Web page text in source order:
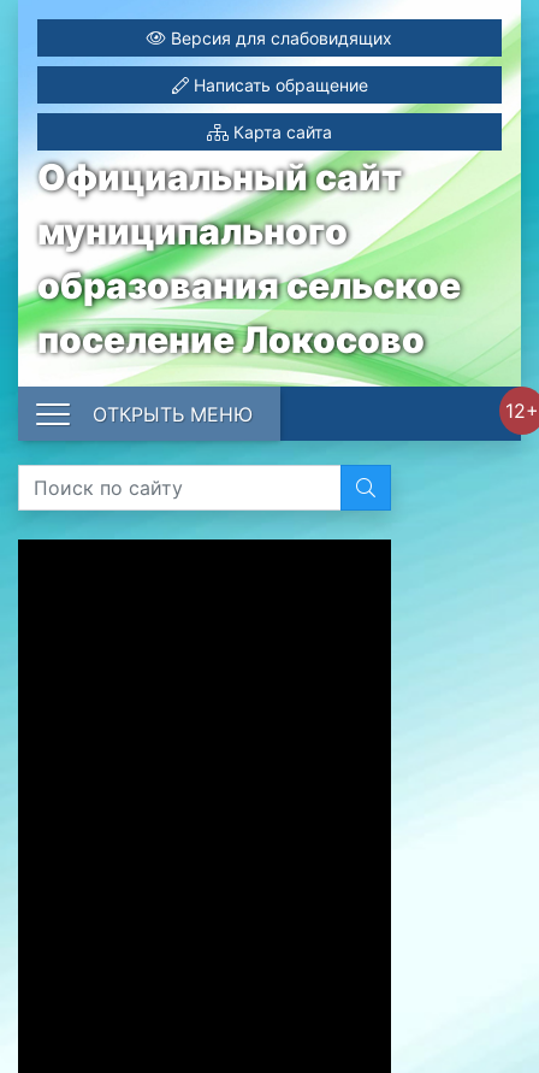
Официальный сайт
муниципального
образования сельское
поселение Локосово
Версия для слабовидящих
Написать обращение
Карта сайта
12+
ОТКРЫТЬ МЕНЮ